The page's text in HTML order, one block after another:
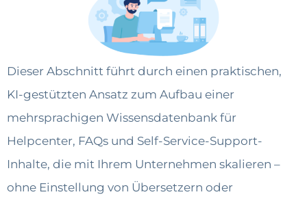
Dieser Abschnitt führt durch einen praktischen,
KI-gestützten Ansatz zum Aufbau einer
mehrsprachigen Wissensdatenbank für
Helpcenter, FAQs und Self-Service-Support-
Inhalte, die mit Ihrem Unternehmen skalieren –
ohne Einstellung von Übersetzern oder